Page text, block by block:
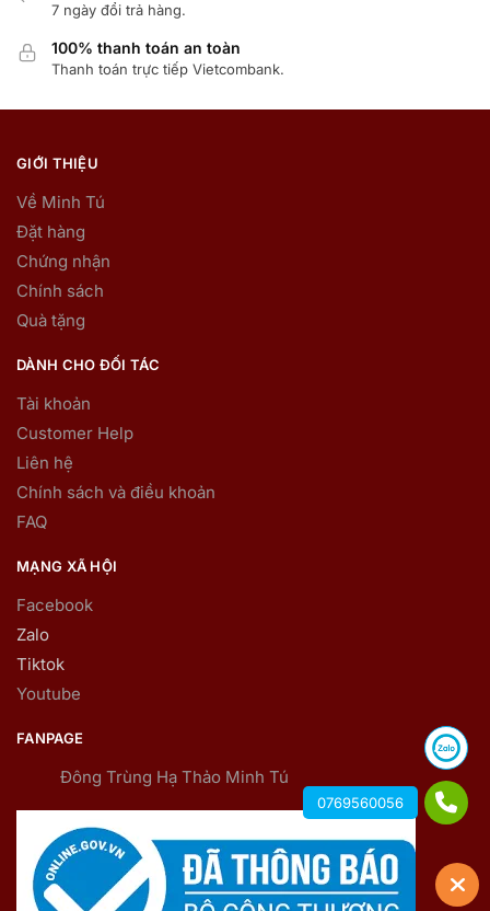
7 ngày đổi trả hàng.
100% thanh toán an toàn
Thanh toán trực tiếp Vietcombank.
GIỚI THIỆU
Về Minh Tú
Đặt hàng
Chứng nhận
Chính sách
Quà tặng
DÀNH CHO ĐỐI TÁC
Tài khoản
Customer Help
Liên hệ
Chính sách và điều khoản
FAQ
MẠNG XÃ HỘI
Facebook
Zalo
Tiktok
Youtube
FANPAGE
Đông Trùng Hạ Thảo Minh Tú
0769560056